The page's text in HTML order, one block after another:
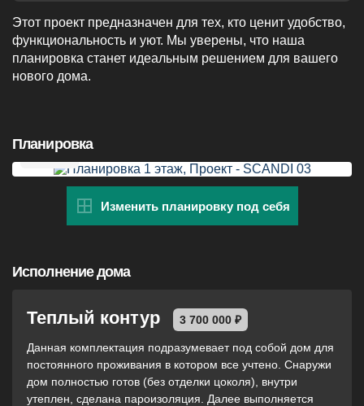
Этот проект предназначен для тех, кто ценит удобство,
функциональность и уют. Мы уверены, что наша
планировка станет идеальным решением для вашего
нового дома.
Планировка
1 этаж
Изменить планировку под себя
Исполнение дома
Теплый контур 3 700 000 ₽
Данная комплектация подразумевает под собой дом для
постоянного проживания в котором все учтено. Снаружи
дом полностью готов (без отделки цоколя), внутри
утеплен, сделана пароизоляция. Далее выполняется